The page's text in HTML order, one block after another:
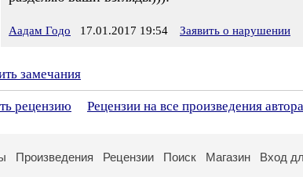
Аадам Годо 17.01.2017 19:54 Заявить о нарушении
замечания
рецензию Рецензии на все произведения
Произведения Рецензии Поиск Магазин Вход